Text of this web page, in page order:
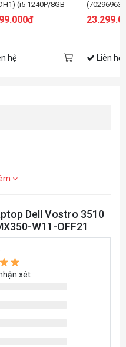
(i5 1240P/8GB
Win11/Office
hệ
(70296963)
2GB/
Liên hệ
Dell Vostro 3510
W11-OFF21
xét